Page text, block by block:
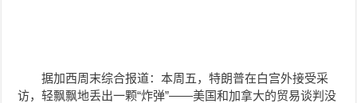
据加西周末综合报道：本周五，特朗普在白宫外接受采
访，轻飘飘地丢出一颗“炸弹”——美国和加拿大的贸易谈判没